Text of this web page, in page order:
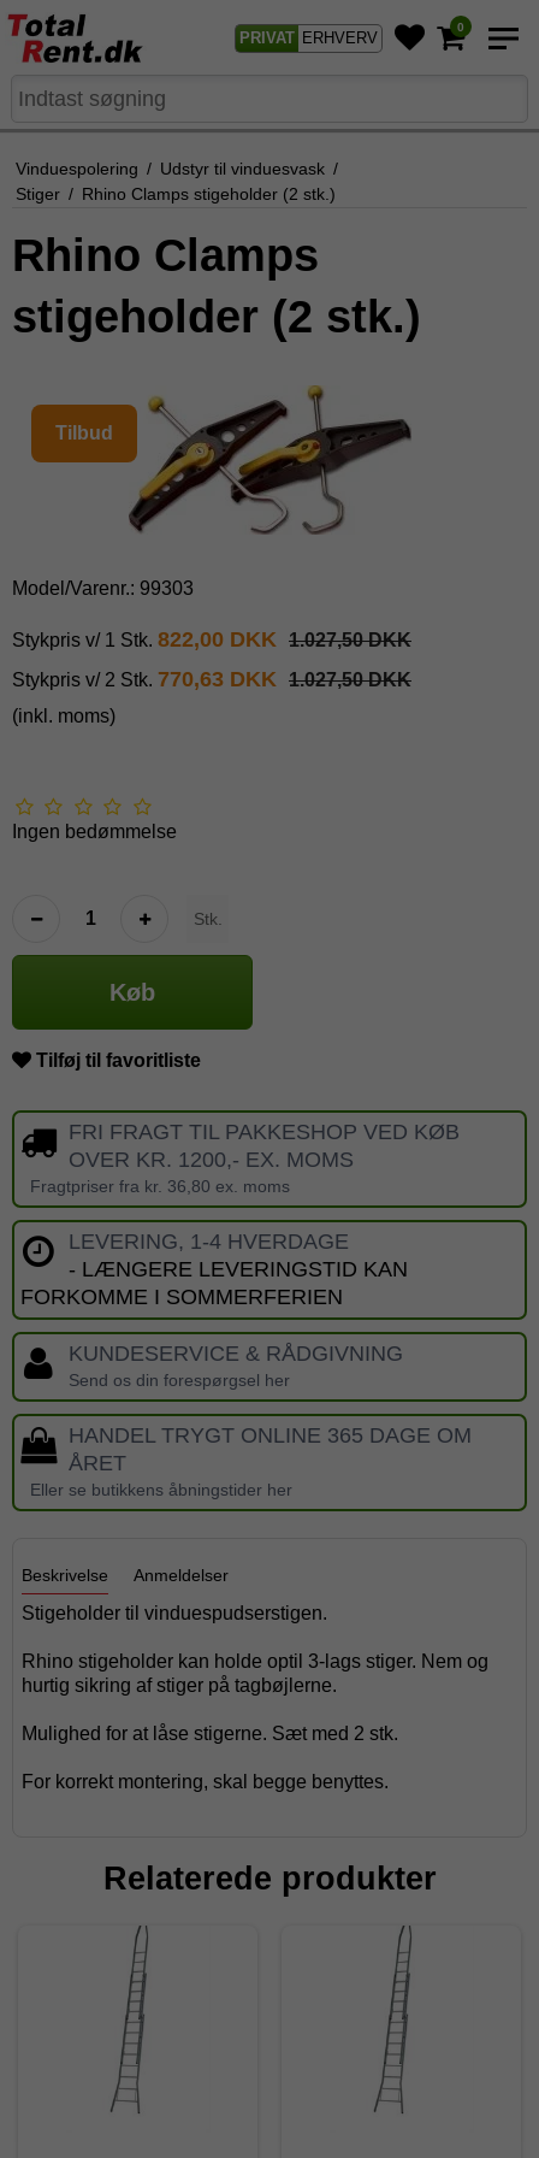
PRIVAT ERHVERV
0
Vinduespolering / Udstyr til vinduesvask /
Stiger / Rhino Clamps stigeholder (2 stk.)
Rhino Clamps
stigeholder (2 stk.)
Tilbud
Model/Varenr.: 99303
Stykpris v/ 1 Stk. 822,00 DKK 1.027,50 DKK
Stykpris v/ 2 Stk. 770,63 DKK 1.027,50 DKK
(inkl. moms)
Ingen bedømmelse
Stk.
Køb
Tilføj til favoritliste
FRI FRAGT TIL PAKKESHOP VED KØB
OVER KR. 1200,- EX. MOMS
Fragtpriser fra kr. 36,80 ex. moms
LEVERING, 1-4 HVERDAGE
- LÆNGERE LEVERINGSTID KAN
FORKOMME I SOMMERFERIEN
KUNDESERVICE & RÅDGIVNING
Send os din forespørgsel her
HANDEL TRYGT ONLINE 365 DAGE OM
ÅRET
Eller se butikkens åbningstider her
Beskrivelse Anmeldelser
Stigeholder til vinduespudserstigen.
Rhino stigeholder kan holde optil 3-lags stiger. Nem og
hurtig sikring af stiger på tagbøjlerne.
Mulighed for at låse stigerne. Sæt med 2 stk.
For korrekt montering, skal begge benyttes.
Relaterede produkter